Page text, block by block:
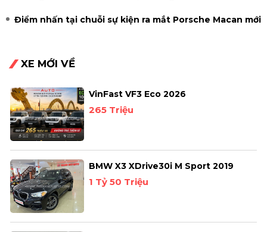
Điểm nhấn tại chuỗi sự kiện ra mắt Porsche Macan mới
XE MỚI VỀ
VinFast VF3 Eco 2026
265 Triệu
BMW X3 XDrive30i M Sport 2019
1 Tỷ 50 Triệu